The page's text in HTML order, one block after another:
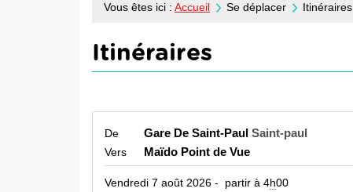
Vous êtes ici : Accueil Se déplacer Itinéraires
Itinéraires
De Gare De Saint-Paul Saint-paul
Vers Maïdo Point de Vue
vendredi 7 août 2026 - partir à 4h00